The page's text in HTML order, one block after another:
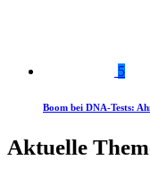
5
Boom bei DNA-Tests:
Aktuelle